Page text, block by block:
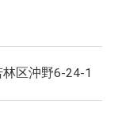
区沖野6-24-1